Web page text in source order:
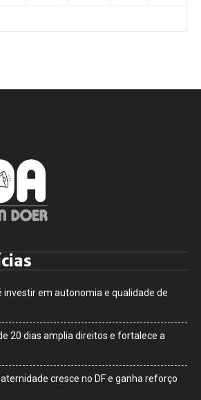
investir em autonomia e qualidade de
20 dias amplia direitos e fortalece a
cresce no DF e ganha reforço